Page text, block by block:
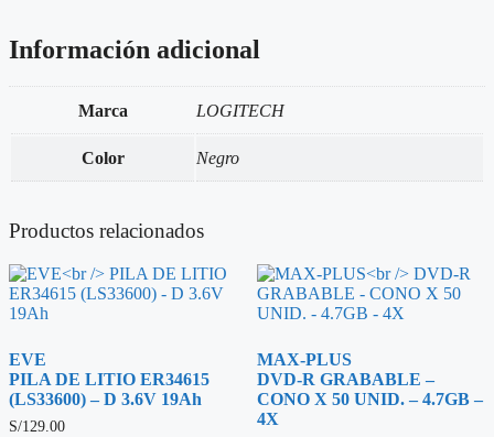
Información adicional
Marca LOGITECH
Color Negro
Productos relacionados
EVE
PILA DE LITIO ER34615
(LS33600) – D 3.6V 19Ah
S/129.00
MAX-PLUS
DVD-R GRABABLE –
CONO X 50 UNID. – 4.7GB –
4X